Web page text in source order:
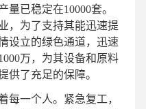
已稳定在10000套。
，为了支持其能迅速提
设立的绿色通道，迅速
万，为其设备和原料
供了充足的保障。
每一个人。紧急复工，